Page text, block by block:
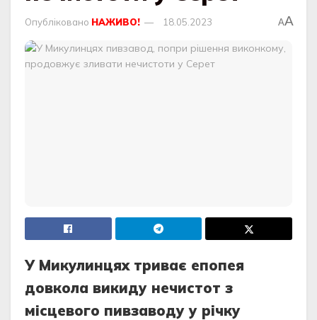
Опубліковано НАЖИВО! 18.05.2023 AA
У Микулинцях триває епопея
довкола викиду нечистот з
місцевого пивзаводу у річку